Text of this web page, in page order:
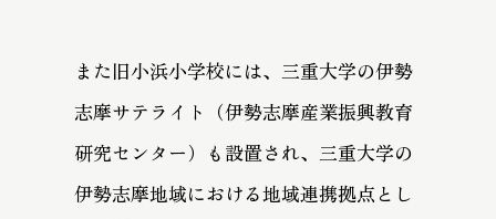
また旧小浜小学校には、三重大学の伊勢
志摩サテライト（伊勢志摩産業振興教育
研究センター）も設置され、三重大学の
伊勢志摩地域における地域連携拠点とし